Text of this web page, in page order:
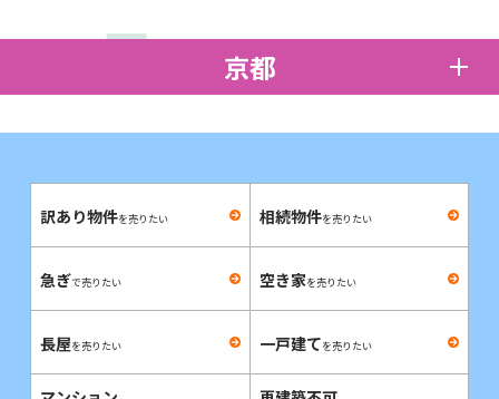
京都
訳あり物件を売りたい 相続物件を売りたい
急ぎで売りたい 空き家を売りたい
長屋を売りたい 一戸建てを売りたい